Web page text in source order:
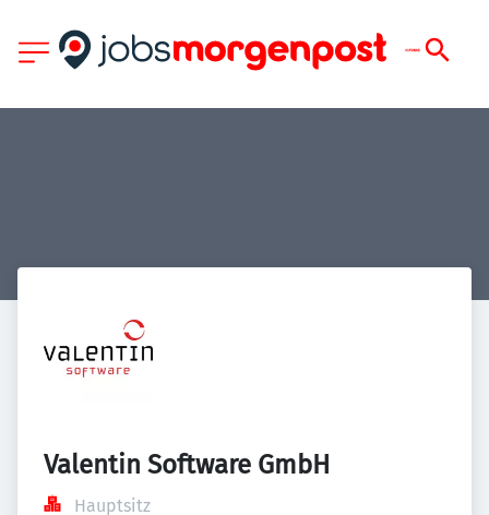
Valentin Software GmbH
Hauptsitz